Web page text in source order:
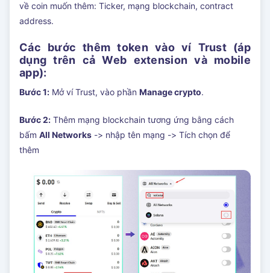
về coin muốn thêm: Ticker, mạng blockchain, contract
address.
Các bước thêm token vào ví Trust (áp
dụng trên cả Web extension và mobile
app):
Bước 1: Mở ví Trust, vào phần Manage crypto.
Bước 2: Thêm mạng blockchain tương ứng bằng cách
bấm All Networks -> nhập tên mạng -> Tích chọn để
thêm